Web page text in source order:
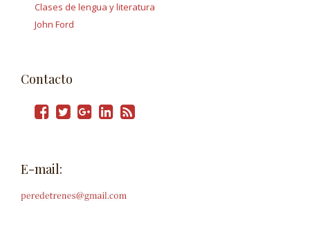
Clases de lengua y literatura
John Ford
Contacto
E-mail: